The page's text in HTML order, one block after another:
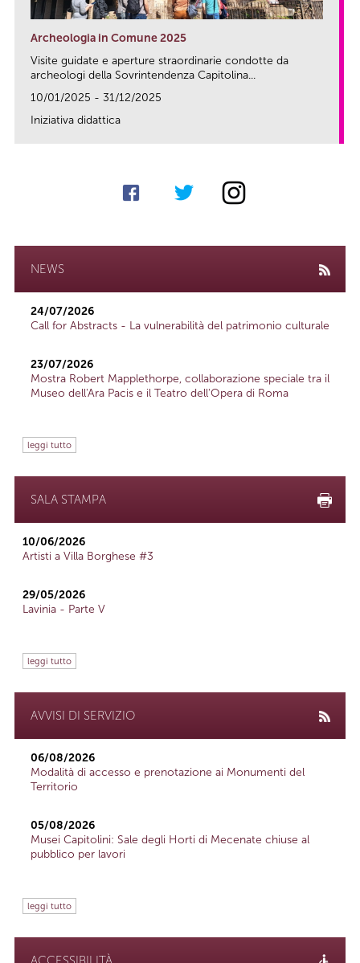
Archeologia in Comune 2025
Visite guidate e aperture straordinarie condotte da
archeologi della Sovrintendenza Capitolina...
10/01/2025 - 31/12/2025
Iniziativa didattica
NEWS
24/07/2026
Call for Abstracts - La vulnerabilità del patrimonio culturale
23/07/2026
Mostra Robert Mapplethorpe, collaborazione speciale tra il
Museo dell'Ara Pacis e il Teatro dell'Opera di Roma
leggi tutto
SALA STAMPA
10/06/2026
Artisti a Villa Borghese #3
29/05/2026
Lavinia - Parte V
leggi tutto
AVVISI DI SERVIZIO
06/08/2026
Modalità di accesso e prenotazione ai Monumenti del
Territorio
05/08/2026
Musei Capitolini: Sale degli Horti di Mecenate chiuse al
pubblico per lavori
leggi tutto